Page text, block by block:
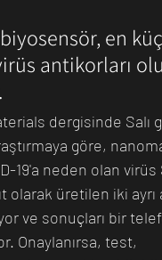
en
antikorları
dergisinde Salı
göre,
19'a neden olan virüs
olarak üretilen iki
ve sonuçları bir
Onaylanırsa, test,